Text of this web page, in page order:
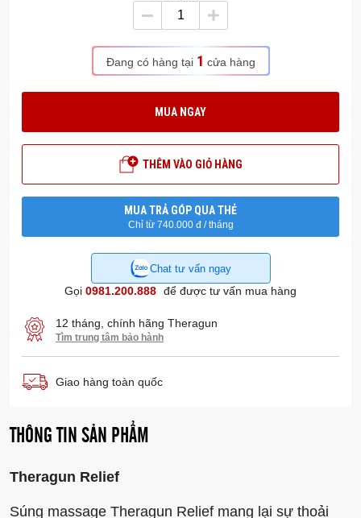
Đang có hàng tại 1 cửa hàng
MUA NGAY
THÊM VÀO GIỎ HÀNG
MUA TRẢ GÓP QUA THẺ
Chỉ từ 740.000 đ / tháng
Chat tư vấn ngay
Gọi 0981.200.888 để được tư vấn mua hàng
12 tháng, chính hãng Theragun
Tìm trung tâm bảo hành
Giao hàng toàn quốc
THÔNG TIN SẢN PHẨM
Theragun Relief
Súng massage Theragun Relief mang lại sự thoải